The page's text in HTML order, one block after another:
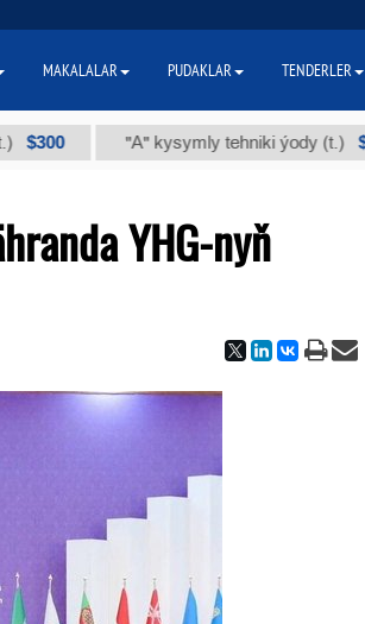
"А" kysymly tehniki ýody (t.) $86 000
YHG-nyň
MAKALALAR PUDAKLAR TENDERLER